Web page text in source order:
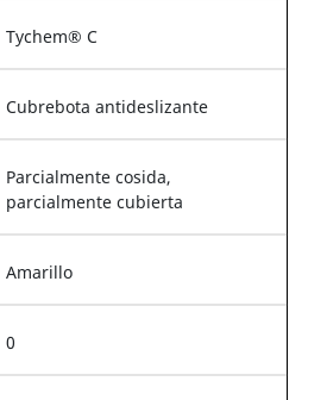
Tychem® C
Cubrebota antideslizante
Parcialmente cosida,
parcialmente cubierta
Amarillo
0